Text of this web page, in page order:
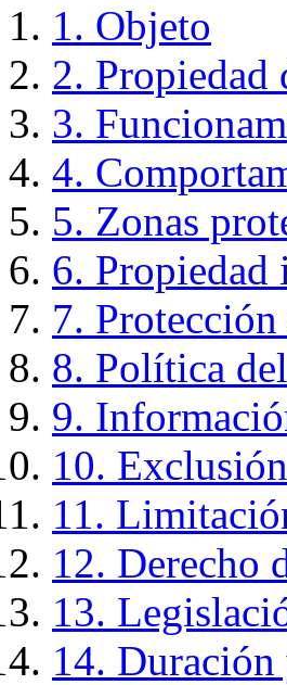
1. Objeto
2. Propiedad
3.
4.
5. Zonas
6. Propiedad
7.
8. Política
9.
10.
11.
12. Derecho
13.
14.